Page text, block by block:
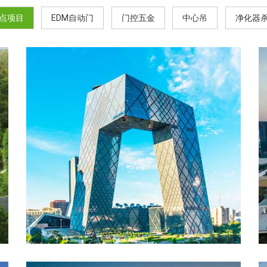
项目 EDM自动门 门控五金 中心吊 净化器